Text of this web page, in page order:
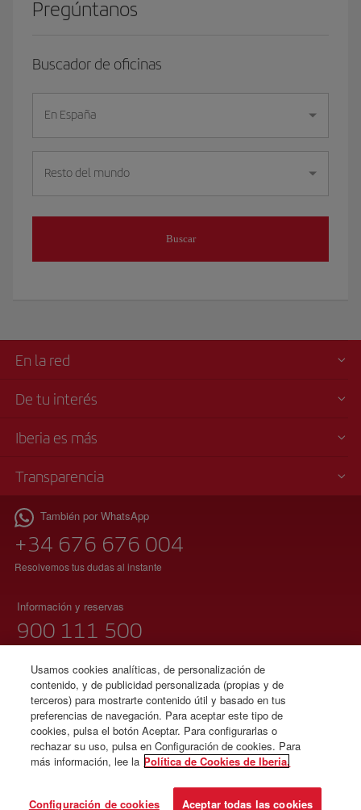
Pregúntanos
Buscador de oficinas
En España
Resto del mundo
Buscar
En la red
De tu interés
Iberia es más
Transparencia
También por WhatsApp
+34 676 676 004
Resolvemos tus dudas al instante
Información y reservas
900 111 500
Lunes a domingo 00:00 – 24:00 horas
91 333 67 01
(teléfono local sin tarificación adicional)
español e inglés
Usamos cookies analíticas, de personalización de
contenido, y de publicidad personalizada (propias y de
terceros) para mostrarte contenido útil y basado en tus
preferencias de navegación. Para aceptar este tipo de
cookies, pulsa el botón Aceptar. Para configurarlas o
rechazar su uso, pulsa en Configuración de cookies. Para
más información, lee la Política de Cookies de Iberia.
Configuración de cookies Aceptar todas las cookies